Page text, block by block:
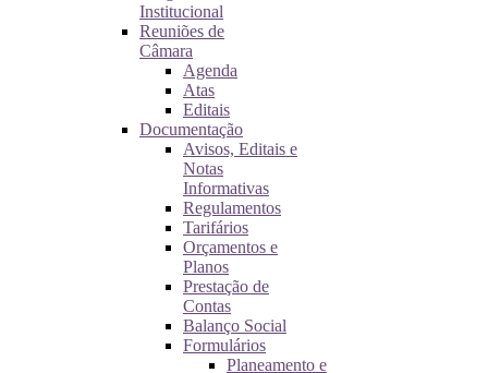
Institucional
Reuniões de
Câmara
Agenda
Atas
Editais
Documentação
Avisos, Editais e
Notas
Informativas
Regulamentos
Tarifários
Orçamentos e
Planos
Prestação de
Contas
Balanço Social
Formulários
Planeamento e